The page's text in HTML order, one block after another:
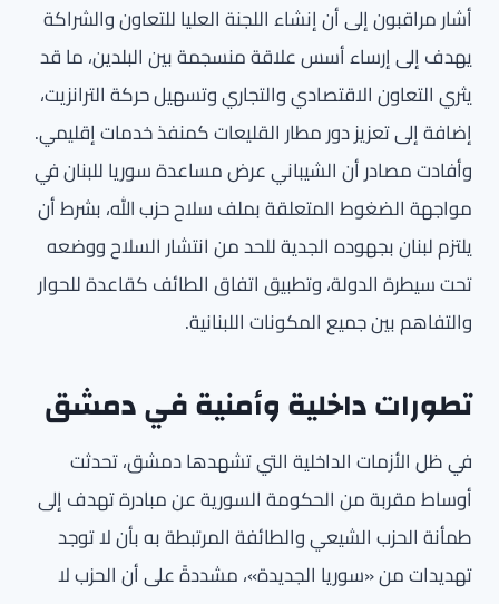
أشار مراقبون إلى أن إنشاء اللجنة العليا للتعاون والشراكة
يهدف إلى إرساء أسس علاقة منسجمة بين البلدين، ما قد
يثري التعاون الاقتصادي والتجاري وتسهيل حركة الترانزيت،
إضافة إلى تعزيز دور مطار القليعات كمنفذ خدمات إقليمي.
وأفادت مصادر أن الشيباني عرض مساعدة سوريا للبنان في
مواجهة الضغوط المتعلقة بملف سلاح حزب الله، بشرط أن
يلتزم لبنان بجهوده الجدية للحد من انتشار السلاح ووضعه
تحت سيطرة الدولة، وتطبيق اتفاق الطائف كقاعدة للحوار
والتفاهم بين جميع المكونات اللبنانية.
تطورات داخلية وأمنية في دمشق
في ظل الأزمات الداخلية التي تشهدها دمشق، تحدثت
أوساط مقربة من الحكومة السورية عن مبادرة تهدف إلى
طمأنة الحزب الشيعي والطائفة المرتبطة به بأن لا توجد
تهديدات من «سوريا الجديدة»، مشددةً على أن الحزب لا